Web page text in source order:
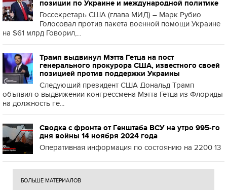
позиции по Украине и международной политике
Госсекретарь США (глава МИД) – Марк Рубио
Голосовал против пакета военной помощи Украине
на $61 млрд Говорил,...
Трамп выдвинул Мэтта Гетца на пост
генерального прокурора США, известного своей
позицией против поддержки Украины
Следующий президент США Дональд Трамп
объявил о выдвижении конгрессмена Мэтта Гетца из Флориды
на должность ге...
Сводка с фронта от Генштаба ВСУ на утро 995-го
дня войны 14 ноября 2024 года
Оперативная информация по состоянию на 2200 13
БОЛЬШЕ МАТЕРИАЛОВ